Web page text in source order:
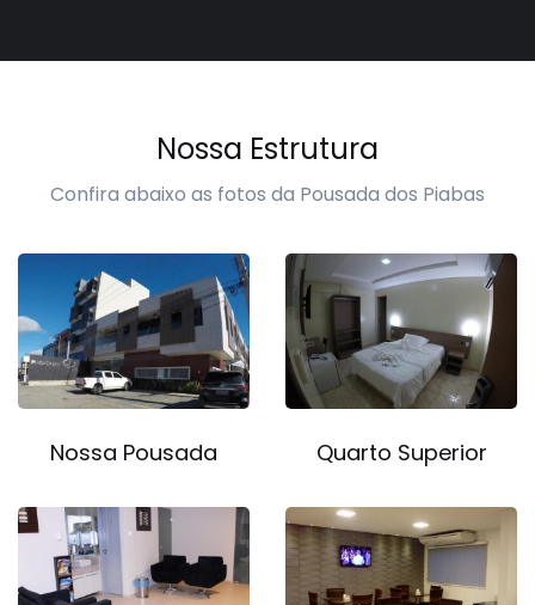
Nossa Estrutura
Confira abaixo as fotos da Pousada dos Piabas
Nossa Pousada Quarto Superior